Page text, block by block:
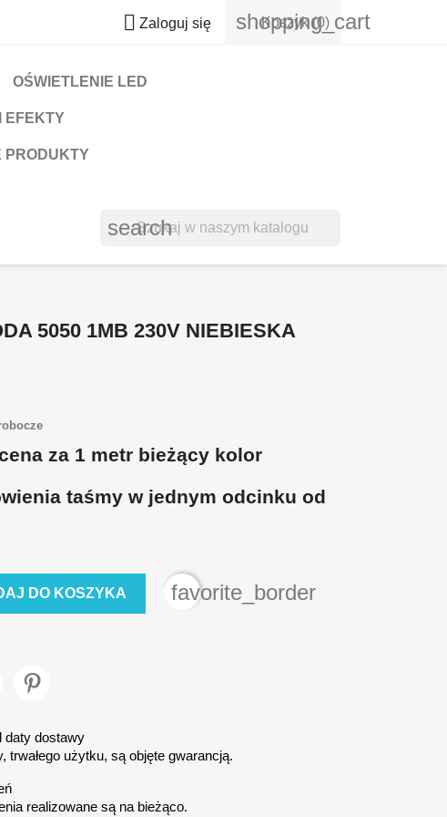
 Zaloguj się shopping_cart
Koszyk (0)
OŚWIETLENIE LED
EFEKTY
PRODUKTY
search
5050 1MB 230V NIEBIESKA
za 1 metr bieżący kolor
taśmy w jednym odcinku od
DO KOSZYKA
favorite_border
daty dostawy
trwałego użytku, są objęte gwarancją.
realizowane są na bieżąco.